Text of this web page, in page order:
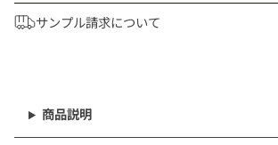
サンプル請求について
商品説明